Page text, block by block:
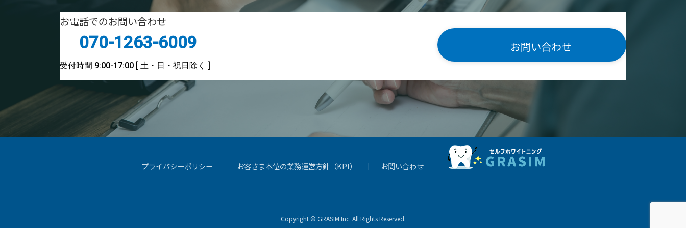
お電話でのお問い合わせ
070-1263-6009
受付時間 9:00-17:00 [ 土・日・祝日除く ]
お問い合わせ
プライバシーポリシー お客さま本位の業務運営方針（KPI） お問い合わせ
Copyright © GRASIM.Inc. All Rights Reserved.